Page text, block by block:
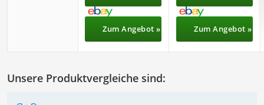
Zum Angebot » Zum Angebot »
Unsere Produktvergleiche sind: